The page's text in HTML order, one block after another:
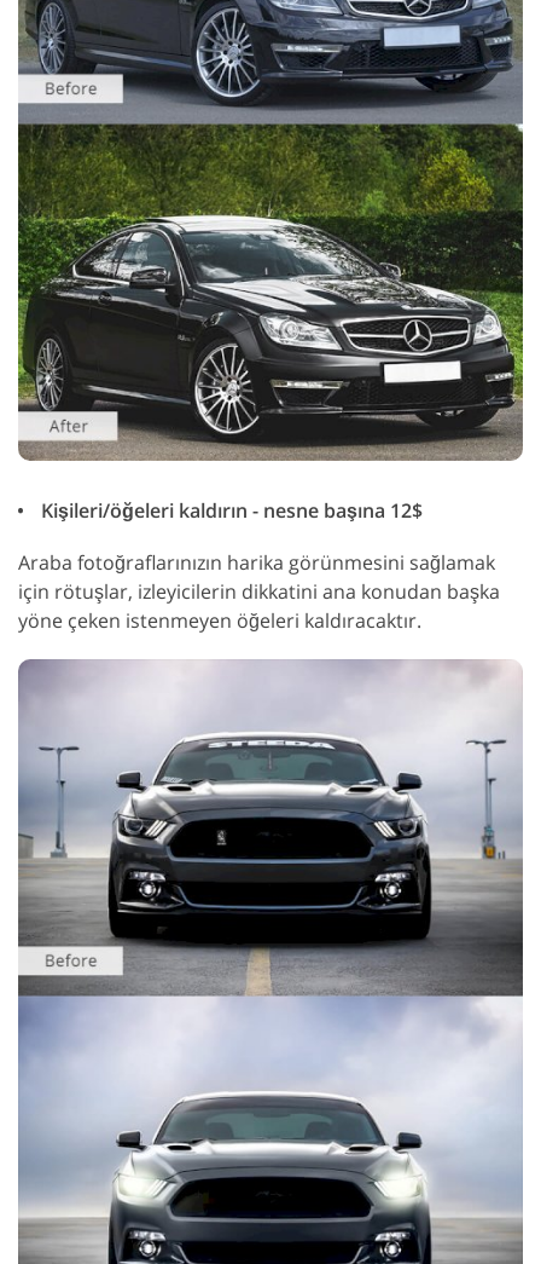
Kişileri/öğeleri kaldırın - nesne başına 12$
Araba fotoğraflarınızın harika görünmesini sağlamak
için rötuşlar, izleyicilerin dikkatini ana konudan başka
yöne çeken istenmeyen öğeleri kaldıracaktır.